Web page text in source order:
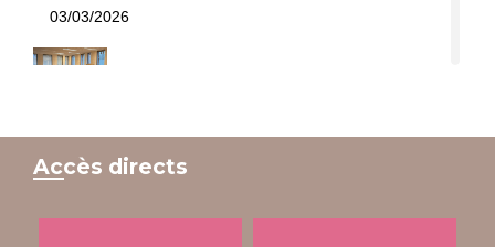
03/03/2026
23/01/2026
Accès directs